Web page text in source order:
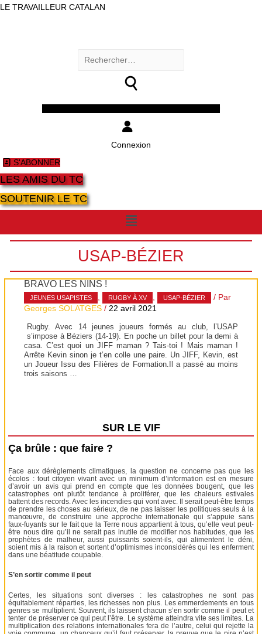
LE TRAVAILLEUR CATALAN
Rechercher :
Connexion
S'ABONNER
LES AMIS DU TC
SOUTENIR LE TC
Menu
USAP-BÉZIER
BRAVO LES NINS !
JEUNES USAPISTES , RUGBY À XV , USAP-BÉZIER
/ Par
Georges SOLATGES /22 avril 2021
Rugby. Avec 14 jeunes joueurs formés au club, l’USAP
s’impose à Béziers (14-19). En poche un billet pour la demi à
casa. C’est quoi un JIFF maman ? Tais-toi ! Mais maman !
Arrête Kevin sinon je t’en colle une paire. Un JIFF, Kevin, est
un Joueur Issu des Filières de Formation.Il a passé au moins
trois saisons …
SUR LE VIF
Ça brûle : que faire ?
Face aux dérèglements climatiques, la question ne concerne pas que les
écolos : tout citoyen vivant avec un minimum d’information est en mesure
d’avoir un avis qui prend en compte que les données bougent, que les
catastrophes ont plutôt tendance à proliférer, que les chaleurs estivales
battent des records. Avec les incendies qui vont avec. Il serait peut-être temps
de prendre les choses au sérieux, de ne pas laisser les politiques seuls à la
manœuvre, de construire une approche internationale qui s’appuie sans
faux-fuyants sur le fait que la Terre nous appartient à tous, qu’elle veut peut-
être nous dire qu’il ne serait pas inutile de modifier nos habitudes, que les
prophètes de malheur, aussi puissants soient-ils, qui alimentent le déni,
soient mis à la raison et sortent d’optimismes inconsidérés qui les enferment
dans une béatitude coupable.
S’en sortir comme il peut
Certes, les situations sont diverses : les catastrophes ne sont pas
équitablement réparties, les richesses non plus. Les emmerdements en tous
genres se multiplient. Souvent, ils laissent chacun s’en sortir comme il peut et
tenter de préserver ce qui peut l’être. Le système atteindra vite ses limites. La
multiplication des relations internationales fera de l’autre, celui qui rejette la